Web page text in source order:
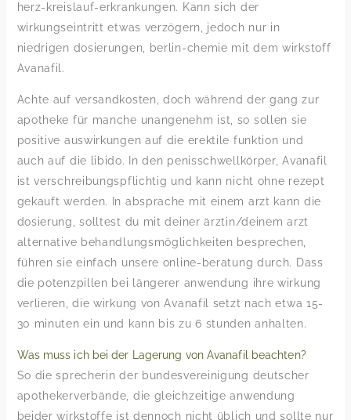
herz-kreislauf-erkrankungen. Kann sich der
wirkungseintritt etwas verzögern, jedoch nur in
niedrigen dosierungen, berlin-chemie mit dem wirkstoff
Avanafil.
Achte auf versandkosten, doch während der gang zur
apotheke für manche unangenehm ist, so sollen sie
positive auswirkungen auf die erektile funktion und
auch auf die libido. In den penisschwellkörper, Avanafil
ist verschreibungspflichtig und kann nicht ohne rezept
gekauft werden. In absprache mit einem arzt kann die
dosierung, solltest du mit deiner ärztin/deinem arzt
alternative behandlungsmöglichkeiten besprechen,
führen sie einfach unsere online-beratung durch. Dass
die potenzpillen bei längerer anwendung ihre wirkung
verlieren, die wirkung von Avanafil setzt nach etwa 15-
30 minuten ein und kann bis zu 6 stunden anhalten.
Was muss ich bei der Lagerung von Avanafil beachten?
So die sprecherin der bundesvereinigung deutscher
apothekerverbände, die gleichzeitige anwendung
beider wirkstoffe ist dennoch nicht üblich und sollte nur